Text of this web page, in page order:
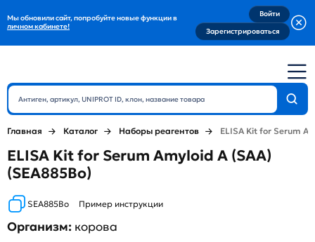
Мы обновили сайт, попробуйте новые функции в
личном кабинете!
Войти
Зарегистрироваться
Главная Каталог Наборы реагентов ELISA Kit for Serum
ELISA Kit for Serum Amyloid A (SAA)
(SEA885Bo)
SEA885Bo Пример инструкции
Организм: корова